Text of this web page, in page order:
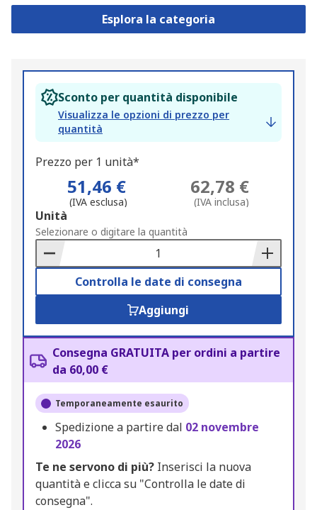
Esplora la categoria
Sconto per quantità disponibile
Visualizza le opzioni di prezzo per
quantità
Prezzo per 1 unità*
51,46 €
(IVA esclusa)
62,78 €
(IVA inclusa)
Add
to
Basket
Unità
Selezionare o digitare la quantità
Controlla le date di consegna
Aggiungi
Consegna GRATUITA per ordini a partire
da 60,00 €
Temporaneamente esaurito
Spedizione a partire dal 02 novembre
2026
Te ne servono di più? Inserisci la nuova
quantità e clicca su "Controlla le date di
consegna".